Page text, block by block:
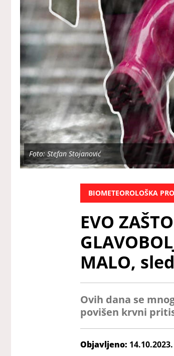
Foto: Stefan Stojanović
BIOMETEOROLOŠKA
EVO
MALO,
Ovih dana se
povišen krvni
Objavljeno: